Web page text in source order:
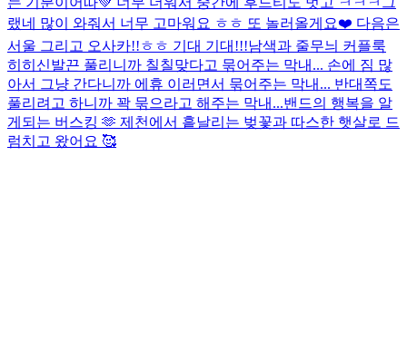
랬네 많이 와줘서 너무 고마워요 ㅎㅎ 또 놀러올게요❤️ 다음은
서울 그리고 오사카!!ㅎㅎ 기대 기대!!!남색과 줄무늬 커플룩
히히 신발끈 풀리니까 칠칠맞다고 묶어주는 막내... 손에 짐 많
아서 그냥 간다니까 에휴 이러면서 묶어주는 막내... 반대쪽도
풀리려고 하니까 꽉 묶으라고 해주는 막내...밴드의 행복을 알
게되는 버스킹 🫶 제천에서 흩날리는 벚꽃과 따스한 햇살로 드
럼치고 왔어요 🥰